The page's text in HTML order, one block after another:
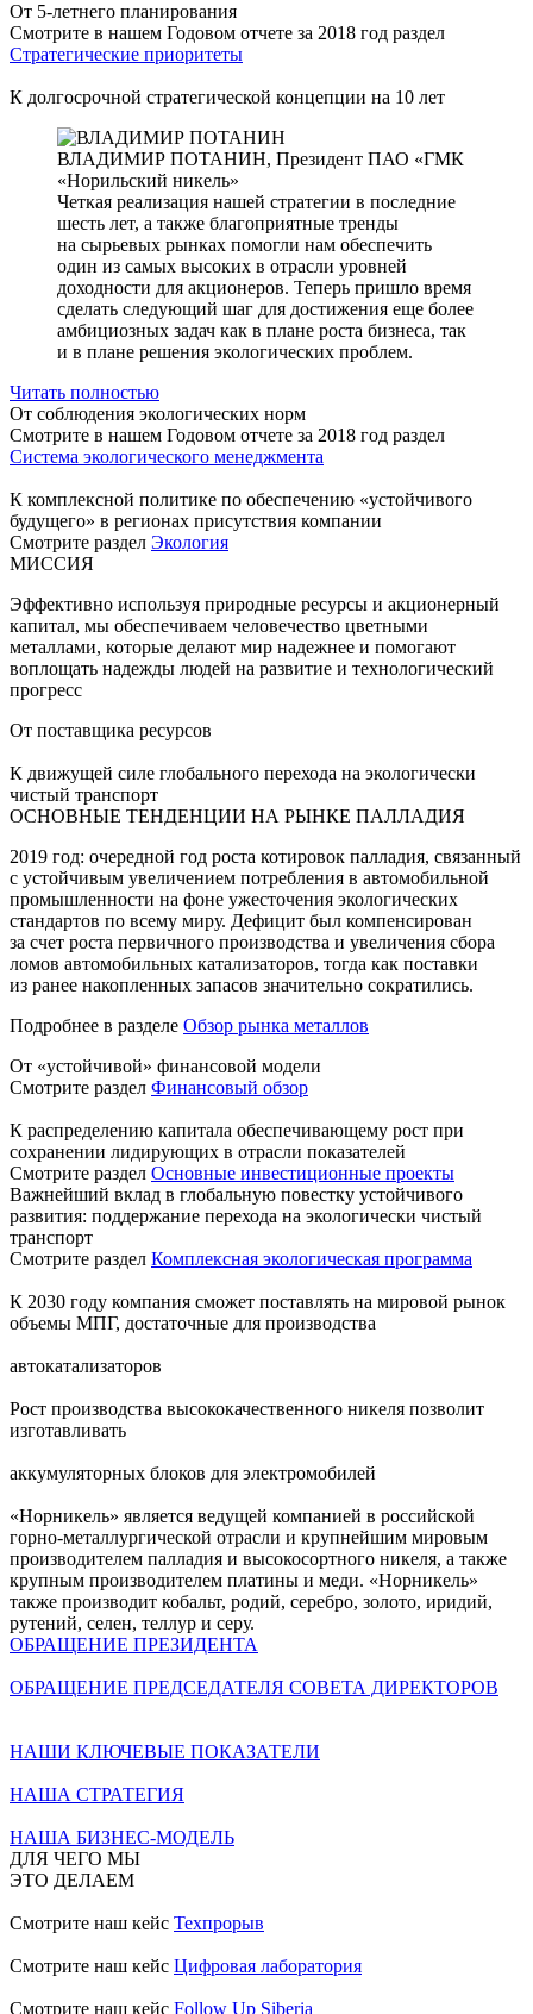
От 5-летнего планирования
Смотрите в нашем Годовом отчете за 2018 год раздел
Стратегические приоритеты
К долгосрочной стратегической концепции на 10 лет
ВЛАДИМИР ПОТАНИН, Президент ПАО «ГМК
«Норильский никель»
Четкая реализация нашей стратегии в последние
шесть лет, а также благоприятные тренды
на сырьевых рынках помогли нам обеспечить
один из самых высоких в отрасли уровней
доходности для акционеров. Теперь пришло время
сделать следующий шаг для достижения еще более
амбициозных задач как в плане роста бизнеса, так
и в плане решения экологических проблем.
Читать полностью
От соблюдения экологических норм
Смотрите в нашем Годовом отчете за 2018 год раздел
Система экологического менеджмента
К комплексной политике по обеспечению «устойчивого
будущего» в регионах присутствия компании
Смотрите раздел Экология
МИССИЯ
Эффективно используя природные ресурсы и акционерный
капитал, мы обеспечиваем человечество цветными
металлами, которые делают мир надежнее и помогают
воплощать надежды людей на развитие и технологический
прогресс
От поставщика ресурсов
К движущей силе глобального перехода на экологически
чистый транспорт
ОСНОВНЫЕ ТЕНДЕНЦИИ НА РЫНКЕ ПАЛЛАДИЯ
2019 год: очередной год роста котировок палладия, связанный
с устойчивым увеличением потребления в автомобильной
промышленности на фоне ужесточения экологических
стандартов по всему миру. Дефицит был компенсирован
за счет роста первичного производства и увеличения сбора
ломов автомобильных катализаторов, тогда как поставки
из ранее накопленных запасов значительно сократились.
Подробнее в разделе Обзор рынка металлов
От «устойчивой» финансовой модели
Смотрите раздел Финансовый обзор
К распределению капитала обеспечивающему рост при
сохранении лидирующих в отрасли показателей
Смотрите раздел Основные инвестиционные проекты
Важнейший вклад в глобальную повестку устойчивого
развития: поддержание перехода на экологически чистый
транспорт
Смотрите раздел Комплексная экологическая программа
К 2030 году компания сможет поставлять на мировой рынок
объемы МПГ, достаточные для производства
автокатализаторов
Рост производства высококачественного никеля позволит
изготавливать
аккумуляторных блоков для электромобилей
«Норникель» является ведущей компанией в российской
горно-металлургической отрасли и крупнейшим мировым
производителем палладия и высокосортного никеля, а также
крупным производителем платины и меди. «Норникель»
также производит кобальт, родий, серебро, золото, иридий,
рутений, селен, теллур и серу.
ОБРАЩЕНИЕ ПРЕЗИДЕНТА
ОБРАЩЕНИЕ ПРЕДСЕДАТЕЛЯ СОВЕТА ДИРЕКТОРОВ
НАШИ КЛЮЧЕВЫЕ ПОКАЗАТЕЛИ
НАША СТРАТЕГИЯ
НАША БИЗНЕС-МОДЕЛЬ
ДЛЯ ЧЕГО МЫ
ЭТО ДЕЛАЕМ
Смотрите наш кейс Техпрорыв
Смотрите наш кейс Цифровая лаборатория
Смотрите наш кейс Follow Up Siberia